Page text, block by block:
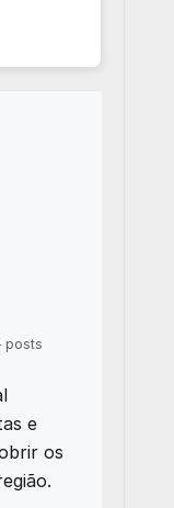
posts
e
os